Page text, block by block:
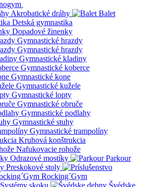
Akrobatické dráhy
Balet
Detská gymnastika
Dopadové žinenky
Gymnastické hrazdy
Gymnastické hrazdy
Gymnastické kladiny
Gymnastické koberce
Gymnastické kone
Gymnastické kužele
Gymnastické lopty
Gymnastické obruče
Gymnastické podlahy
Gymnastické stuhy
Gymnastické trampolíny
Kruhová konštrukcia
Nafukovacie rohože
Odrazové mostíky
Parkour
Preskokové stoly
Rocking´Gym
Systémy skoku
Švédske